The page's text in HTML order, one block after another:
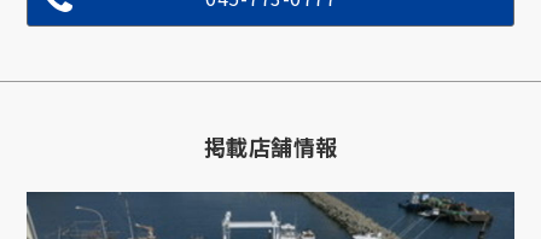
掲載店舗情報